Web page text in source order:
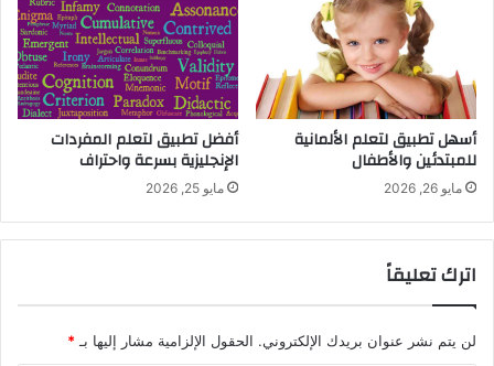
أسهل تطبيق لتعلم الألمانية
للمبتدئين والأطفال
مايو 26, 2026
أفضل تطبيق لتعلم المفردات
الإنجليزية بسرعة واحتراف
مايو 25, 2026
اترك تعليقاً
لن يتم نشر عنوان بريدك الإلكتروني. الحقول الإلزامية مشار إليها بـ *